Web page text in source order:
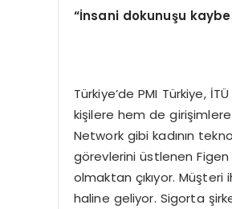
“İnsani dokunuşu
Türkiye’de PMI Türkiye,
kişilere hem de
Network gibi kadının
görevlerini üstlenen
olmaktan çıkıyor.
haline geliyor. Sigorta